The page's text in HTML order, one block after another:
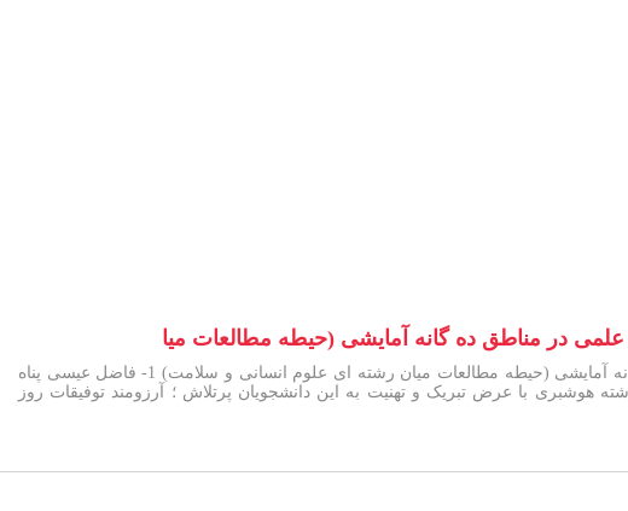
علمی در مناطق ده گانه آمایشی (حیطه مطالعات میا
افتخار آفرینی دانشجویان دانشگاه در مرحله اول آزمون انفرادی (غربالگری) یازدهمین المپیاد علمی در مناطق ده گانه آمایشی (حیطه مطالعات میان رشته ای علوم انسانی و سلامت) 1- فاضل عیسی پناه
موسی پور- رشته پزشکی 3- علی اشکباری- رشته پزشکی 4- ساناز بائی- رشته هوشبری با عرض تبریک و تهنیت به این دانشجویان پرتلاش ؛ آرزومند توفیقات روز